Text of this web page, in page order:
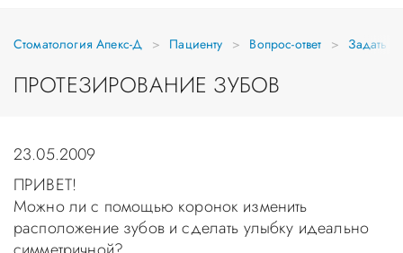
Стоматология Апекс-Д Пациенту Вопрос-ответ Задать
ПРОТЕЗИРОВАНИЕ ЗУБОВ
23.05.2009
ПРИВЕТ!
Можно ли с помощью коронок изменить
расположение зубов и сделать улыбку идеально